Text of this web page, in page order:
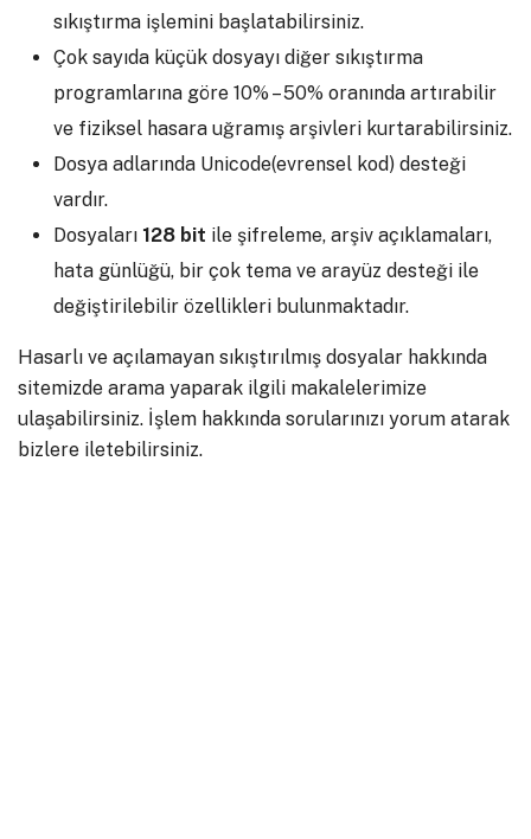
sıkıştırma işlemini başlatabilirsiniz.
Çok sayıda küçük dosyayı diğer sıkıştırma
programlarına göre 10% – 50% oranında artırabilir
ve fiziksel hasara uğramış arşivleri kurtarabilirsiniz.
Dosya adlarında Unicode(evrensel kod) desteği
vardır.
Dosyaları 128 bit ile şifreleme, arşiv açıklamaları,
hata günlüğü, bir çok tema ve arayüz desteği ile
değiştirilebilir özellikleri bulunmaktadır.
Hasarlı ve açılamayan sıkıştırılmış dosyalar hakkında
sitemizde arama yaparak ilgili makalelerimize
ulaşabilirsiniz. İşlem hakkında sorularınızı yorum atarak
bizlere iletebilirsiniz.